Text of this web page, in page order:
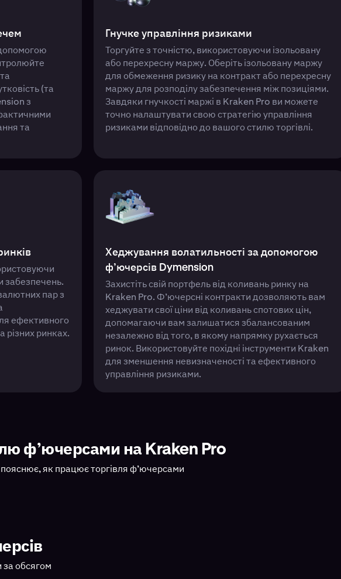
(та
з
та
Гнучке управління ризиками
Торгуйте з точністю, використовуючи ізольовану
або перехресну маржу. Оберіть ізольовану маржу
для обмеження ризику на контракт або перехресну
маржу для розподілу забезпечення між позиціями.
Завдяки гнучкості маржі в Kraken Pro ви можете
точно налаштувати свою стратегію управління
ризиками відповідно до вашого стилю торгівлі.
забезпечень.
пар з
ефективного
різних ринках.
Хеджування волатильності за допомогою
ф’ючерсів Dymension
Захистіть свій портфель від коливань ринку на
Kraken Pro. Ф’ючерсні контракти дозволяють вам
хеджувати свої ціни від коливань спотових цін,
допомагаючи вам залишатися збалансованим
незалежно від того, в якому напрямку рухається
ринок. Використовуйте похідні інструменти Kraken
для зменшення невизначеності та ефективного
управління ризиками.
ф’ючерсами на Kraken Pro
як працює торгівля ф’ючерсами
за обсягом